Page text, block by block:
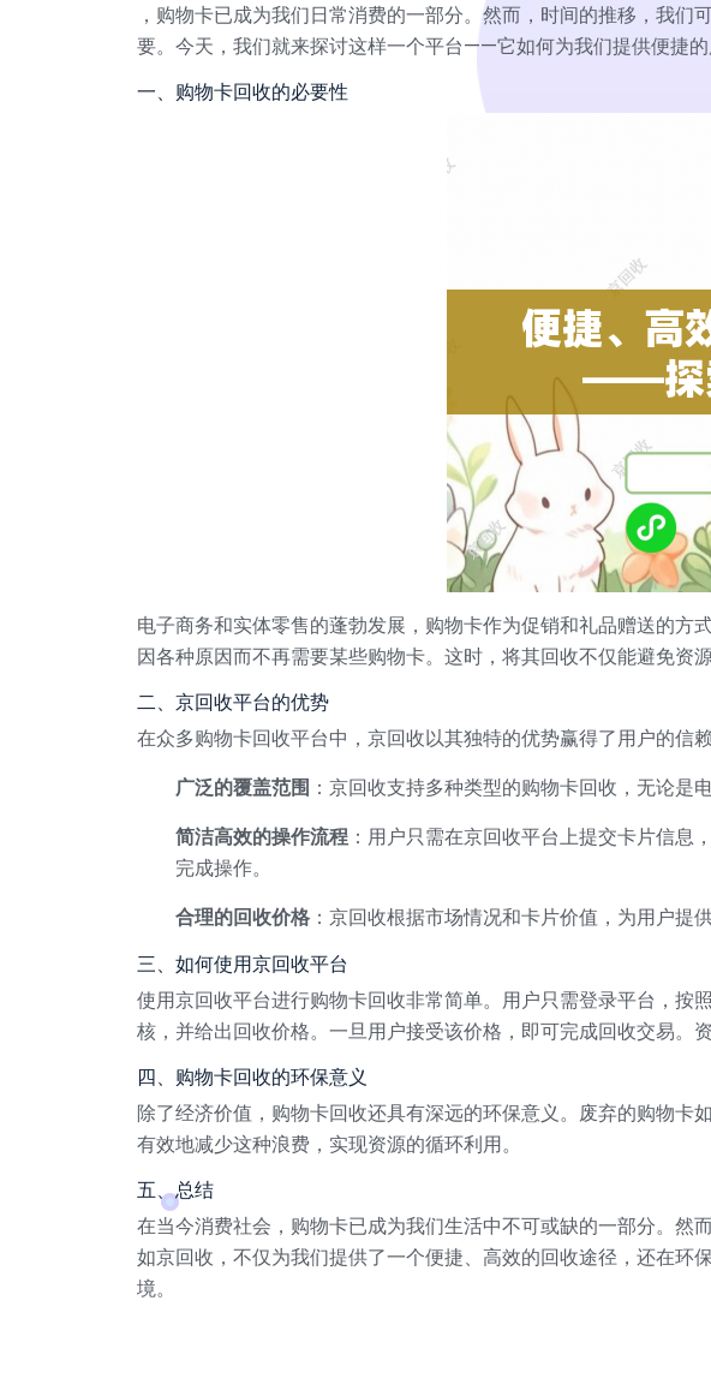
，购物卡已成为我们日常消费的一部分。然而，时间的推移，我
要。今天，我们就来探讨这样一个平台——它如何为我们提供便捷的
一、购物卡回收的必要性
电子商务和实体零售的蓬勃发展，购物卡作为促销和礼品赠送的
因各种原因而不再需要某些购物卡。这时，将其回收不仅能避免资
二、京回收平台的优势
在众多购物卡回收平台中，京回收以其独特的优势赢得了用户的信赖
广泛的覆盖范围 ：京回收支持多种类型的购物卡回收，无论是
简洁高效的操作流程：用户只需在京回收平台上提交卡片信息
完成操作。
合理的回收价格 ：京回收根据市场情况和卡片价值，为用户提
三、如何使用京回收平台
使用京回收平台进行购物卡回收非常简单。用户只需登录平台，
核，并给出回收价格。一旦用户接受该价格，即可完成回收交易。
四、购物卡回收的环保意义
除了经济价值，购物卡回收还具有深远的环保意义。废弃的购物
有效地减少这种浪费，实现资源的循环利用。
五、总结
在当今消费社会，购物卡已成为我们生活中不可或缺的一部分。然
如京回收，不仅为我们提供了一个便捷、高效的回收途径，还在
境。